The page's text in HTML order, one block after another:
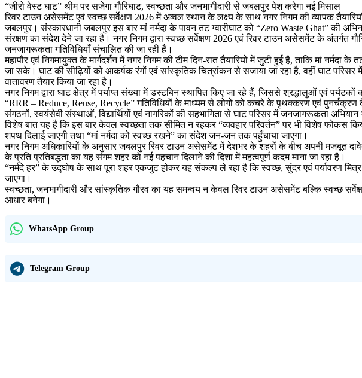
“जीरो वेस्ट घाट” थीम पर सजेगा गौरिघाट, स्वच्छता और जनभागीदारी से जबलपुर पेश करेगा नई मिसाल
रिवर टाउन असेसमेंट एवं स्वच्छ सर्वेक्षण 2026 में अव्वल स्थान के लक्ष्य के साथ नगर निगम की व्यापक
जबलपुर। संस्कारधानी जबलपुर इस बार मां नर्मदा के पावन तट ग्वारीघाट को “Zero Waste Ghat” की
संरक्षण का संदेश देने जा रहा है। नगर निगम द्वारा स्वच्छ सर्वेक्षण 2026 एवं रिवर टाउन असेसमेंट के अंतर्गत
जनजागरूकता गतिविधियाँ संचालित की जा रही हैं।
महापौर एवं निगमायुक्त के मार्गदर्शन में नगर निगम की टीम दिन-रात तैयारियों में जुटी हुई है, ताकि मां
जा सके। घाट की सीढ़ियों को आकर्षक रंगों एवं सांस्कृतिक चित्रांकन से सजाया जा रहा है, वहीं घाट परिसर
वातावरण तैयार किया जा रहा है।
नगर निगम द्वारा घाट क्षेत्र में पर्याप्त संख्या में डस्टबिन स्थापित किए जा रहे हैं, जिससे श्रद्धालुओं एवं
“RRR – Reduce, Reuse, Recycle” गतिविधियों के माध्यम से लोगों को कचरे के पृथक्करण एवं पुनर्चक्रण
संगठनों, स्वयंसेवी संस्थाओं, विद्यार्थियों एवं नागरिकों की सहभागिता से घाट परिसर में जनजागरूकता अभियान
विशेष बात यह है कि इस बार केवल स्वच्छता तक सीमित न रहकर “व्यवहार परिवर्तन” पर भी विशेष फोकस
शपथ दिलाई जाएगी तथा “मां नर्मदा को स्वच्छ रखने” का संदेश जन-जन तक पहुँचाया जाएगा।
नगर निगम अधिकारियों के अनुसार जबलपुर रिवर टाउन असेसमेंट में देशभर के शहरों के बीच अपनी मजबूत
के प्रति प्रतिबद्धता का यह संगम शहर को नई पहचान दिलाने की दिशा में महत्वपूर्ण कदम माना जा रहा है।
“नर्मदे हर” के उद्घोष के साथ पूरा शहर एकजुट होकर यह संकल्प ले रहा है कि स्वच्छ, सुंदर एवं पर्यावरण
जाएगा।
स्वच्छता, जनभागीदारी और सांस्कृतिक गौरव का यह समन्वय न केवल रिवर टाउन असेसमेंट बल्कि स्वच्छ
आधार बनेगा।
WhatsApp Group
Telegram Group